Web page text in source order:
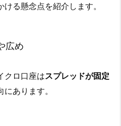
る懸念点を紹介します。
広め
クロ口座はスプレッドが固定
にあります。